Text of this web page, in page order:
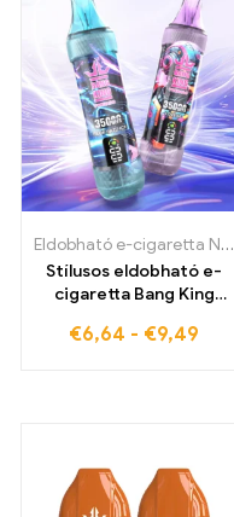
Eldobható e-cigaretta Németországban
Stílusos eldobható e-
cigaretta Bang King
€6,64 - €9,49